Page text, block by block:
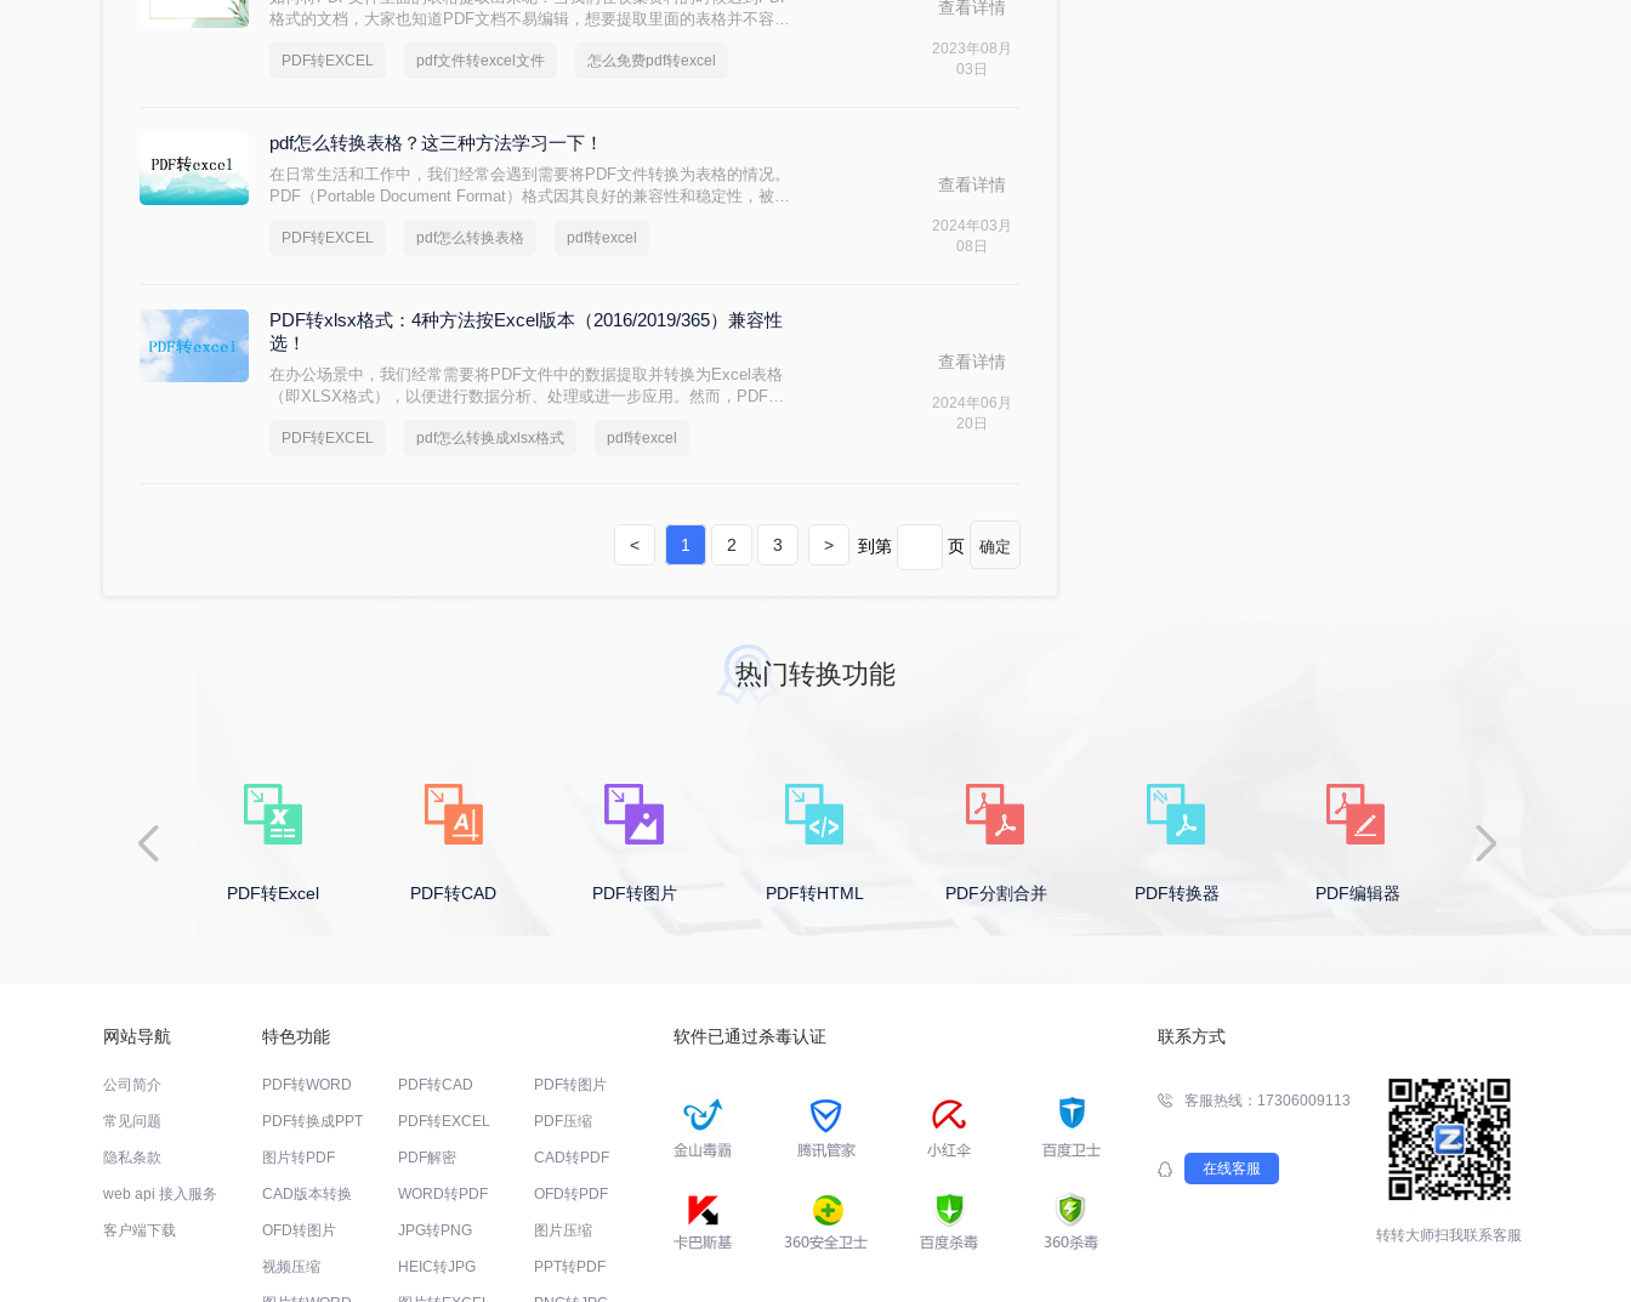
格式的文档，大家也知道PDF文档不易编辑，想要提取里面的表格并不容
的将表格提取出来了，那么你知道怎么免费pdf转excel吗？下面一起看看
PDF转EXCEL pdf文件转excel文件 怎么免费pdf转excel
查看详情
2023年08月
03日
pdf怎么转换表格？这三种方法学习一下！
在日常生活和工作中，我们经常会遇到需要将PDF文件转换为表格的情况。
PDF（Portable Document Format）格式因其良好的兼容性和稳定性，被广
们带来了一些困扰。当需要将PDF中的数据提取为表格时，就需要进行一定
PDF转EXCEL pdf怎么转换表格 pdf转excel
查看详情
2024年03月
08日
PDF转xlsx格式：4种方法按Excel版本（2016/2019/365）兼容性
选！
在办公场景中，我们经常需要将PDF文件中的数据提取并转换为Excel表格
（即XLSX格式），以便进行数据分析、处理或进一步应用。然而，PDF作
格式那样直接。那么pdf怎么转换成xlsx格式呢？下面将介绍几种常用的
PDF转EXCEL pdf怎么转换成xlsx格式 pdf转excel
查看详情
2024年06月
20日
< 1 2 3 > 到第 页 确定
热门转换功能
PDF转Excel PDF转CAD PDF转图片 PDF转HTML PDF分割合并 PDF转换器 PDF编辑器
网站导航
公司简介
常见问题
隐私条款
web api 接入服务
客户端下载
特色功能
PDF转WORD PDF转CAD PDF转图片
PDF转换成PPT PDF转EXCEL PDF压缩
图片转PDF PDF解密 CAD转PDF
CAD版本转换 WORD转PDF OFD转PDF
OFD转图片 JPG转PNG 图片压缩
视频压缩 HEIC转JPG PPT转PDF
软件已通过杀毒认证 联系方式
客服热线：17306009113
在线客服
转转大师扫我联系客服